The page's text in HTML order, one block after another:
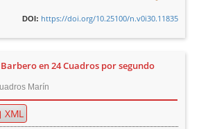
DOI: https://doi.org/10.25100/n.v0i30.11835
en 24 Cuadros por segundo
Marín
XML